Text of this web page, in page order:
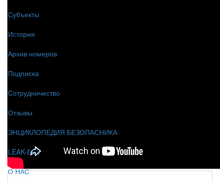
Субъекты
История
Архив номеров
Подписка
Сотрудничество
Отзывы
ЭНЦИКЛОПЕДИЯ БЕЗОПАСНИКА
LEAK-БЕЗ
О НАС